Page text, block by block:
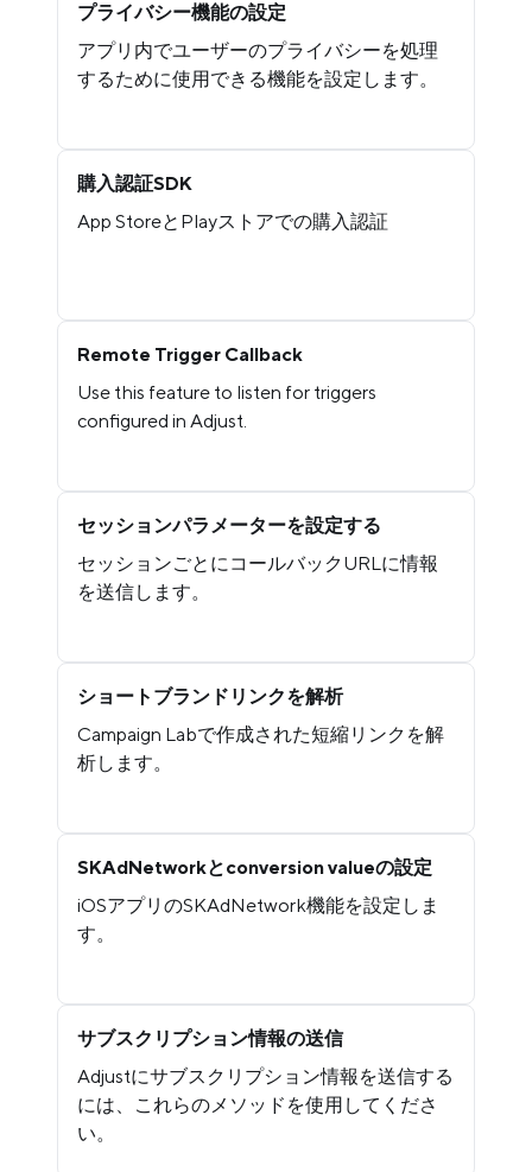
プライバシー機能の設定
アプリ内でユーザーのプライバシーを処理
するために使用できる機能を設定します。
購入認証SDK
App StoreとPlayストアでの購入認証
Remote Trigger Callback
Use this feature to listen for triggers
configured in Adjust.
セッションパラメーターを設定する
セッションごとにコールバックURLに情報
を送信します。
ショートブランドリンクを解析
Campaign Labで作成された短縮リンクを解
析します。
SKAdNetworkとconversion valueの設定
iOSアプリのSKAdNetwork機能を設定しま
す。
サブスクリプション情報の送信
Adjustにサブスクリプション情報を送信する
には、これらのメソッドを使用してくださ
い。